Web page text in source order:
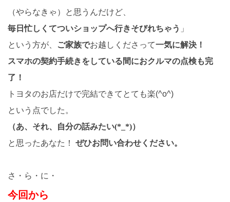
（やらなきゃ）と思うんだけど、
毎日忙しくてついショップへ行きそびれちゃう 」
という方が、
ご家族でお越しくださって一気に解決！
スマホの契約手続きをしている間におクルマの点検も完
了！
トヨタのお店だけで完結できてとても楽(^o^)
という点でした。
（あ、それ、自分の話みたい(*_*)）
と思ったあなた！
ぜひお問い合わせください。
さ・ら・に・
今回から